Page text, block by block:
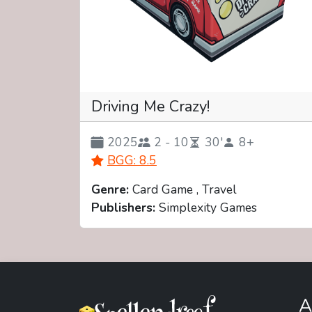
Driving Me Crazy!
2025 2 - 10 30'
8+
BGG: 8.5
Genre: Card Game , Travel
Publishers: Simplexity Games